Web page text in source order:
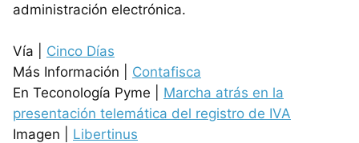
administración electrónica.
Vía | Cinco Días
Más Información | Contafisca
En Teconología Pyme | Marcha atrás en la
presentación telemática del registro de IVA
Imagen | Libertinus